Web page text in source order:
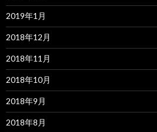
2019年1月
2018年12月
2018年11月
2018年10月
2018年9月
2018年8月